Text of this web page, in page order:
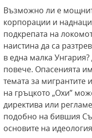
Възможно ли е
корпорации и
подкрепата на
наистина да са
в една малка
повече. Опасенията
темата за
на гръцкото „Охи”
директива или
подобно на бившия
основите на